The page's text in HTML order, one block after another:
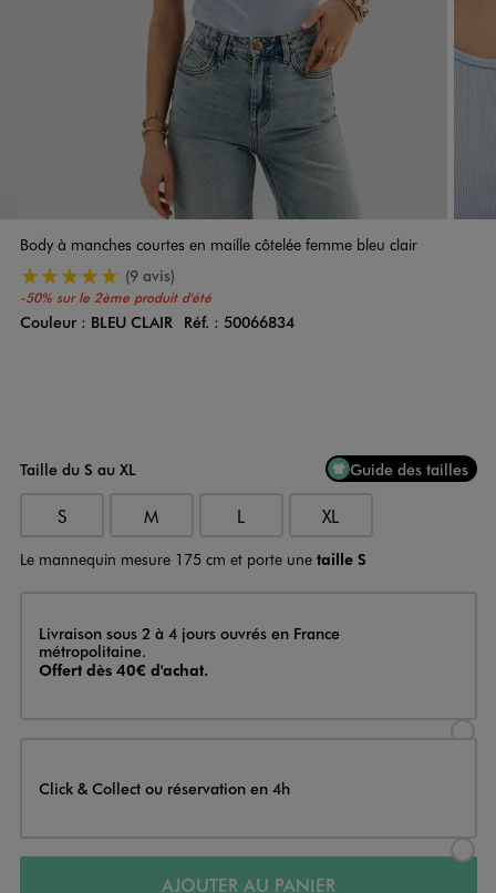
Body à manches courtes en maille côtelée femme bleu clair
-50% sur le 2ème produit d'été
5/5 de moyenne(9 avis)
Couleur
Couleur : BLEU CLAIR Réf. : 50066834
Taille du S au XL Guide des tailles
S M L XL
Le mannequin mesure 175 cm et porte une taille S
Livraison
Livraison sous 2 à 4 jours ouvrés en France
métropolitaine.
Offert dès 40€ d'achat.
Click & Collect ou réservation en 4h
AJOUTER AU PANIER